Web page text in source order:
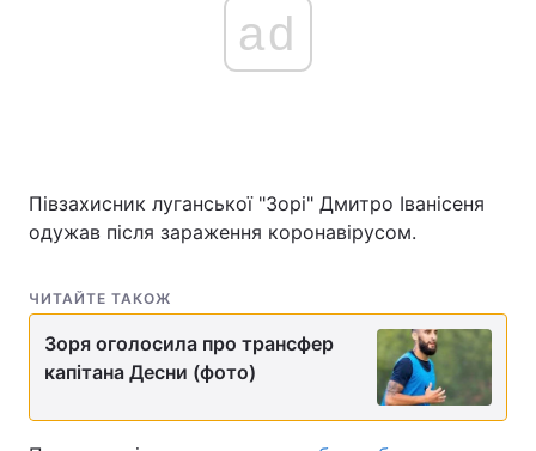
ad
Півзахисник луганської "Зорі" Дмитро Іванісеня
одужав після зараження коронавірусом.
ЧИТАЙТЕ ТАКОЖ
Зоря оголосила про трансфер
капітана Десни (фото)